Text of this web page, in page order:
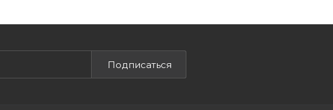
Подписаться